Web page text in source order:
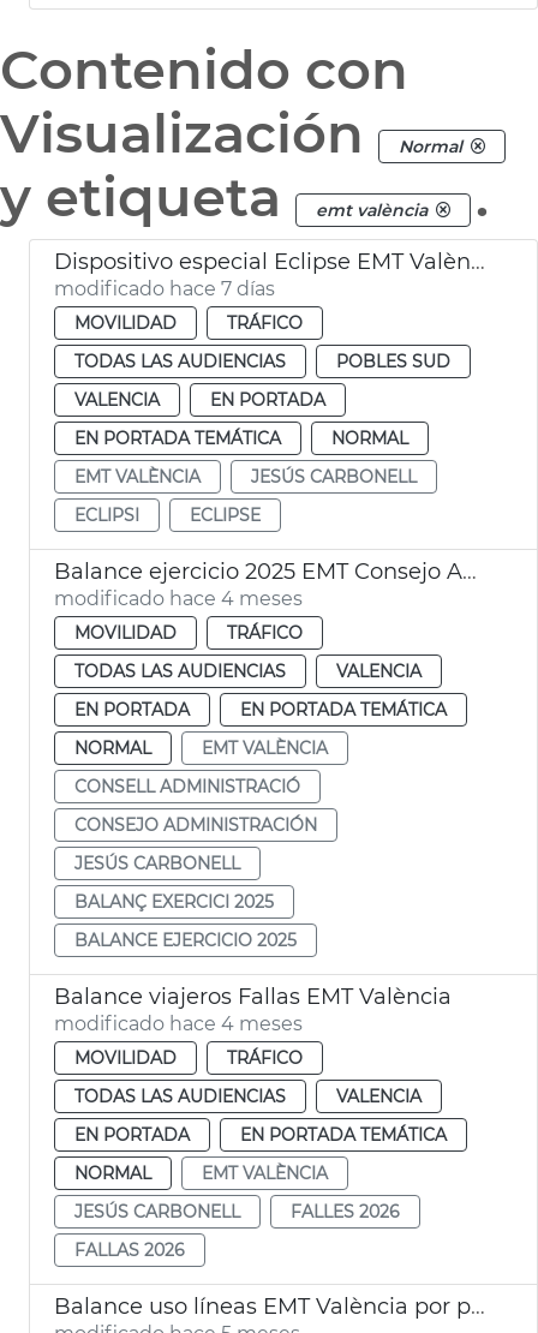
Contenido con
Visualización
Normal
y etiqueta emt valència .
Dispositivo especial Eclipse EMT València
modificado hace 7 días
MOVILIDAD
TRÁFICO
TODAS LAS AUDIENCIAS
POBLES SUD
VALENCIA
EN PORTADA
EN PORTADA TEMÁTICA
NORMAL
EMT VALÈNCIA
JESÚS CARBONELL
ECLIPSI
ECLIPSE
Balance ejercicio 2025 EMT Consejo Administración
modificado hace 4 meses
MOVILIDAD
TRÁFICO
TODAS LAS AUDIENCIAS
VALENCIA
EN PORTADA
EN PORTADA TEMÁTICA
NORMAL
EMT VALÈNCIA
CONSELL ADMINISTRACIÓ
CONSEJO ADMINISTRACIÓN
JESÚS CARBONELL
BALANÇ EXERCICI 2025
BALANCE EJERCICIO 2025
Balance viajeros Fallas EMT València
modificado hace 4 meses
MOVILIDAD
TRÁFICO
TODAS LAS AUDIENCIAS
VALENCIA
EN PORTADA
EN PORTADA TEMÁTICA
NORMAL
EMT VALÈNCIA
JESÚS CARBONELL
FALLES 2026
FALLAS 2026
Balance uso líneas EMT València por plaza Ayuntamiento